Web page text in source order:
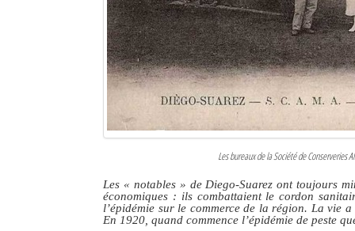
Les bureaux de la Société de Conserveries
Les « notables » de Diego-Suarez ont toujours
économiques : ils combattaient le cordon
l’épidémie sur le commerce de la région. La vie
En 1920, quand commence l’épidémie de peste